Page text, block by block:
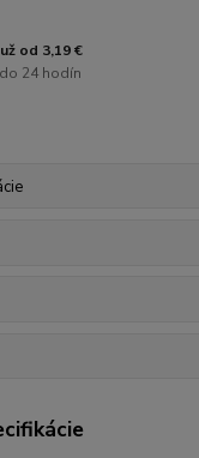
od 3,19 €
24 hodín